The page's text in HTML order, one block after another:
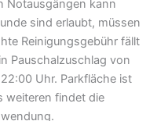
Notausgängen kann
sind erlaubt, müssen
Reinigungsgebühr fällt
Pauschalzuschlag von
Uhr. Parkfläche ist
weiteren findet die